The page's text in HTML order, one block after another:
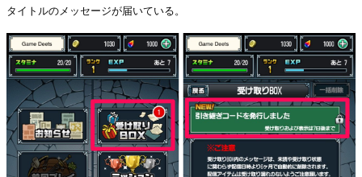
タイトルのメッセージが届いている。